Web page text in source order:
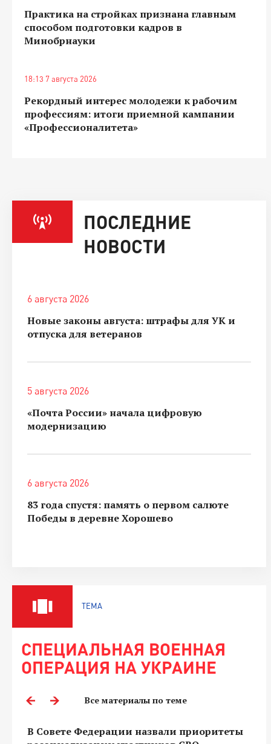
Практика на стройках признана главным
способом подготовки кадров в
Минобрнауки
18:13 7 августа 2026
Рекордный интерес молодежи к рабочим
профессиям: итоги приемной кампании
«Профессионалитета»
ПОСЛЕДНИЕ
НОВОСТИ
6 августа 2026
Новые законы августа: штрафы для УК и
отпуска для ветеранов
5 августа 2026
«Почта России» начала цифровую
модернизацию
6 августа 2026
83 года спустя: память о первом салюте
Победы в деревне Хорошево
ТЕМА
СПЕЦИАЛЬНАЯ ВОЕННАЯ
ОПЕРАЦИЯ НА УКРАИНЕ
Все материалы по теме
В Совете Федерации назвали приоритеты